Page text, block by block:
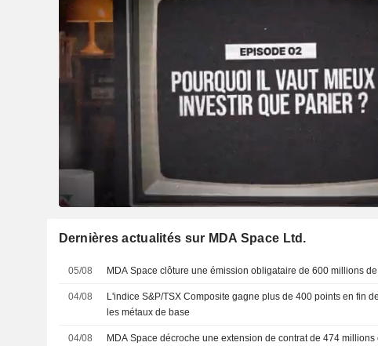
Dernières actualités sur MDA Space Ltd.
05/08 MDA Space clôture une émission obligataire de 600 millions
04/08
L'indice S&P/TSX Composite gagne plus de 400 points en fin
les métaux de base
04/08
MDA Space décroche une extension de contrat de 474